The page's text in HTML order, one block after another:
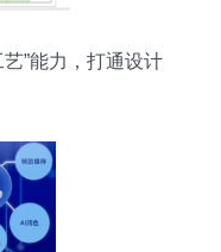
”能力，打通设计